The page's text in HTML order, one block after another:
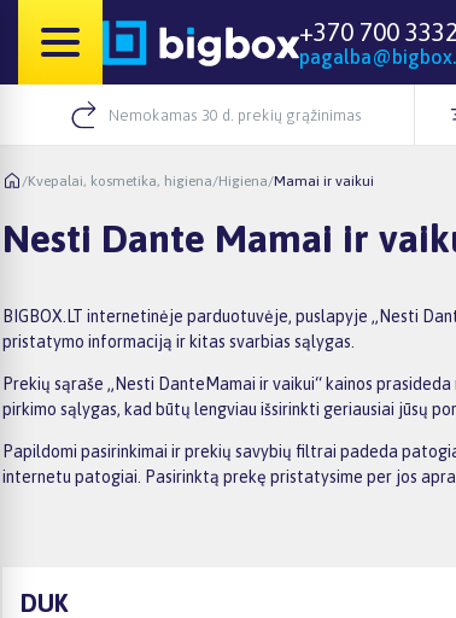
+370 700
Nemokamas 30 d. prekių grąžinimas
/Kvepalai, kosmetika, higiena/Higiena/Mamai ir vaikui
Nesti Dante Mamai ir
BIGBOX.LT internetinėje parduotuvėje, puslapyje „Nesti
pristatymo informaciją ir kitas svarbias sąlygas.
Prekių sąraše „Nesti DanteMamai ir vaikui“ kainos
pirkimo sąlygas, kad būtų lengviau išsirinkti geriausiai jūsų
Papildomi pasirinkimai ir prekių savybių filtrai padeda
internetu patogiai. Pasirinktą prekę pristatysime per jos
DUK